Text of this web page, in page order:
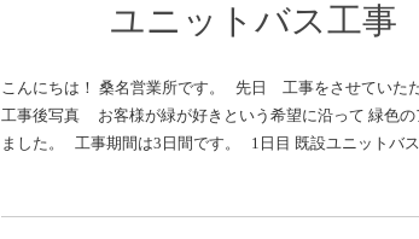
ユニットバス工事
こんにちは！ 桑名営業所です。 先日 工事をさせてい
工事後写真 お客様が緑が好きという希望に沿って 緑色の
ました。 工事期間は3日間です。 1日目 既設ユニットバス